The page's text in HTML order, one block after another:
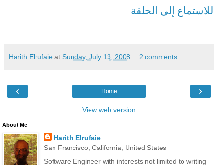
للاستماع إلى الحلقة
Harith Elrufaie at Sunday, July 13, 2008 2 comments:
‹ ›
Home
View web version
About Me
Harith Elrufaie
San Francisco, California, United States
Software Engineer with interests not limited to writing